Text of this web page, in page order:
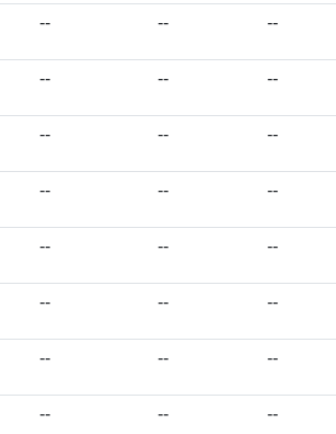
-- -- --
-- -- --
-- -- --
-- -- --
-- -- --
-- -- --
-- -- --
-- -- --